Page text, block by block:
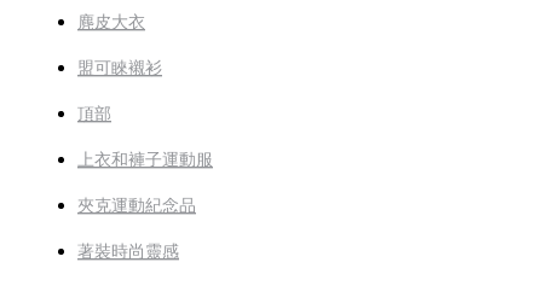
麂皮大衣
盟可睞襯衫
頂部
上衣和褲子運動服
夾克運動紀念品
著裝時尚靈感